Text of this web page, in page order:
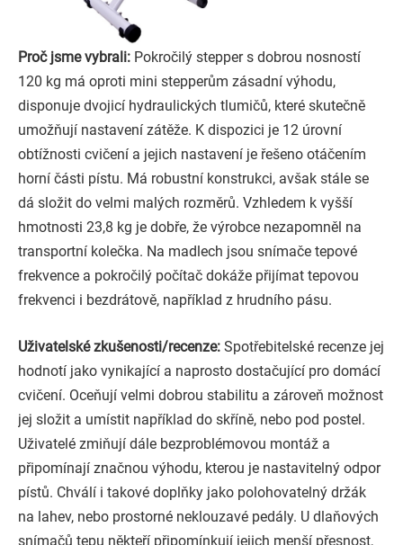
Proč jsme vybrali: Pokročilý stepper s dobrou nosností
120 kg má oproti mini stepperům zásadní výhodu,
disponuje dvojicí hydraulických tlumičů, které skutečně
umožňují nastavení zátěže. K dispozici je 12 úrovní
obtížnosti cvičení a jejich nastavení je řešeno otáčením
horní části pístu. Má robustní konstrukci, avšak stále se
dá složit do velmi malých rozměrů. Vzhledem k vyšší
hmotnosti 23,8 kg je dobře, že výrobce nezapomněl na
transportní kolečka. Na madlech jsou snímače tepové
frekvence a pokročilý počítač dokáže přijímat tepovou
frekvenci i bezdrátově, například z hrudního pásu.
Uživatelské zkušenosti/recenze: Spotřebitelské recenze jej
hodnotí jako vynikající a naprosto dostačující pro domácí
cvičení. Oceňují velmi dobrou stabilitu a zároveň možnost
jej složit a umístit například do skříně, nebo pod postel.
Uživatelé zmiňují dále bezproblémovou montáž a
připomínají značnou výhodu, kterou je nastavitelný odpor
pístů. Chválí i takové doplňky jako polohovatelný držák
na lahev, nebo prostorné neklouzavé pedály. U dlaňových
snímačů tepu někteří připomínkují jejich menší přesnost,